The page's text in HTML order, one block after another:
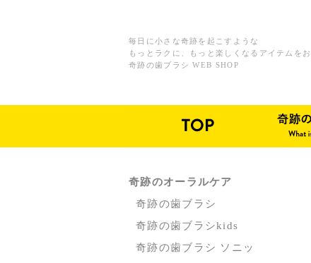
毎日に小さな奇跡を起こすような
もっとラクに、もっと楽しくなるアイテムを
奇跡の歯ブラシ WEB SHOP
奇跡のオーラルケア
奇跡の歯ブラシ
奇跡の歯ブラシkids
奇跡の歯ブラシ ソニッ